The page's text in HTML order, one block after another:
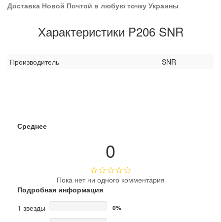
Доставка Новой Почтой в любую точку Украины
Характеристики P206 SNR
Производитель SNR
Среднее
0
Пока нет ни одного комментария
Подробная информация
1 звезды
0%